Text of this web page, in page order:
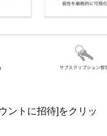
ントに招待]をクリッ